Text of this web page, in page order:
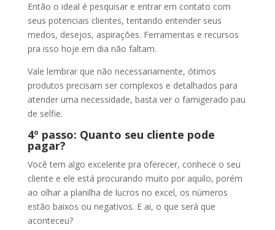
Então o ideal é pesquisar e entrar em contato com
seus potenciais clientes, tentando entender seus
medos, desejos, aspirações. Ferramentas e recursos
pra isso hoje em dia não faltam.
Vale lembrar que não necessariamente, ótimos
produtos precisam ser complexos e detalhados para
atender uma necessidade, basta ver o famigerado pau
de selfie.
4º passo: Quanto seu cliente pode
pagar?
Você tem algo excelente pra oferecer, conhece o seu
cliente e ele está procurando muito por aquilo, porém
ao olhar a planilha de lucros no excel, os números
estão baixos ou negativos. E ai, o que será que
aconteceu?